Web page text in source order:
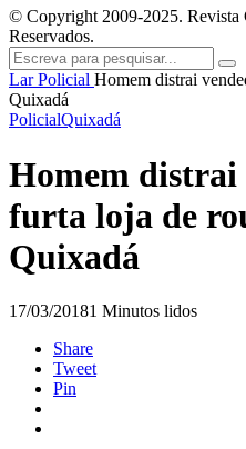
© Copyright 2009-2025. Revista
Reservados.
LarPolicial Homem distrai
Quixadá
PolicialQuixadá
Homem distrai
furta loja de
Quixadá
17/03/20181 Minutos lidos
Share
Tweet
Pin